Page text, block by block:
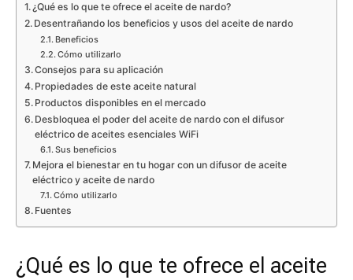
¿Qué es lo que te ofrece el aceite de nardo?
Desentrañando los beneficios y usos del aceite de nardo
Beneficios
Cómo utilizarlo
Consejos para su aplicación
Propiedades de este aceite natural
Productos disponibles en el mercado
Desbloquea el poder del aceite de nardo con el difusor
eléctrico de aceites esenciales WiFi
Sus beneficios
Mejora el bienestar en tu hogar con un difusor de aceite
eléctrico y aceite de nardo
Cómo utilizarlo
Fuentes
¿Qué es lo que te ofrece el aceite